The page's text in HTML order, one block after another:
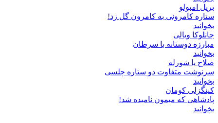
بریل امبولو
ستاره کامرونی به کامرون گل زد!
بخوانید
جانلوکا ویالی
مبارزه دوستانه با سرطان
بخوانید
صلاح یا شورله
سرنوشت متفاوت دو ستاره چلسی
بخوانید
کینگزلی کومان
پادشاهی که میمون نامیده شد!
بخوانید